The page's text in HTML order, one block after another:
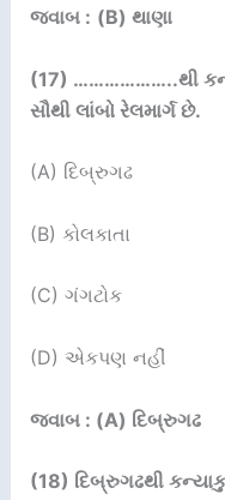
જવાબ : (B) થાણા
(17) ………………..થી
સૌથી લાંબો રેલમાર્ગ છે.
(A) દિબ્રુગઢ
(B) કોલકાતા
(C) ગંગટોક
(D) એકપણ નહીં
જવાબ : (A) દિબ્રુગઢ
(18) દિબ્રુગઢથી